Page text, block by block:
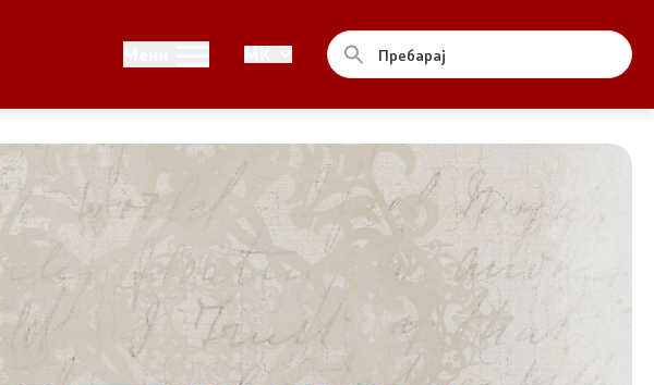
на општината
проекти
гласник
Контакт
Изјава за пристапност